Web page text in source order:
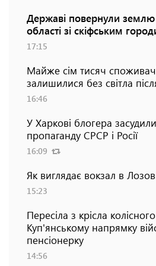
Державі повернули землю
області зі скіфським
17:15
Майже сім тисяч
залишилися без світла
16:46
У Харкові блогера
пропаганду СРСР і Росії
16:09
Як виглядає вокзал в
15:23
Пересіла з крісла
Куп'янському напрямку
пенсіонерку
14:56